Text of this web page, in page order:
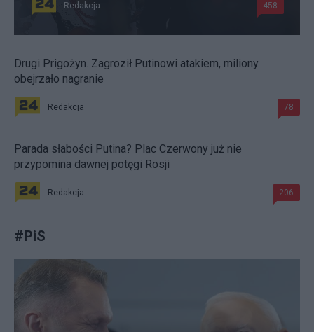
Redakcja 458
Drugi Prigożyn. Zagroził Putinowi atakiem, miliony
obejrzało nagranie
Redakcja 78
Parada słabości Putina? Plac Czerwony już nie
przypomina dawnej potęgi Rosji
Redakcja 206
#PiS